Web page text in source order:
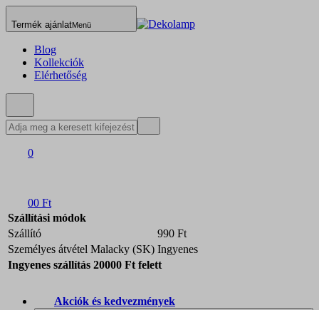
Termék ajánlatMenü
Blog
Kollekciók
Elérhetőség
0
00 Ft
Szállítási módok
Szállító
990 Ft
Személyes átvétel Malacky (SK) Ingyenes
Ingyenes szállítás 20000 Ft felett
Akciók és kedvezmények